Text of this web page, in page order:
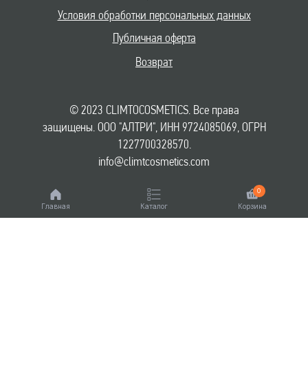
Главная Каталог Корзина
0
Условия обработки персональных данных
Публичная оферта
Возврат
© 2023 CLIMTOCOSMETICS. Все права
защищены. ООО "АЛТРИ", ИНН 9724085069, ОГРН
1227700328570.
info@climtcosmetics.com